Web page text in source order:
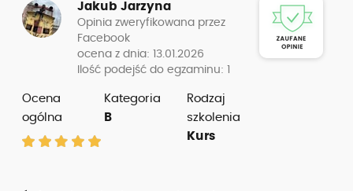
Jakub Jarzyna
Opinia zweryfikowana przez
Facebook
ocena z dnia: 13.01.2026
Ilość podejść do egzaminu: 1
Ocena
ogólna
Kategoria
B
Rodzaj
szkolenia
Kurs